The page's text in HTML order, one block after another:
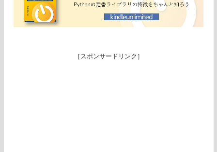
［スポンサードリンク］